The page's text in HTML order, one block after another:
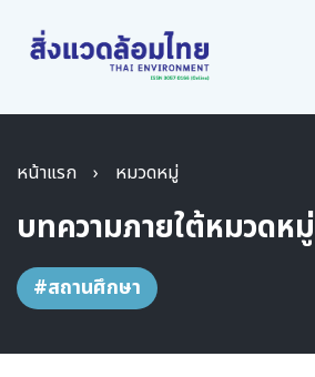
หน้าแรก › หมวดหมู่
บทความภายใต้หมวดหมู่
#สถานศึกษา